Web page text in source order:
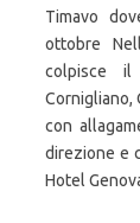
Timavo
ottobre
colpisce il
Cornigliano,
con
direzione e
Hotel